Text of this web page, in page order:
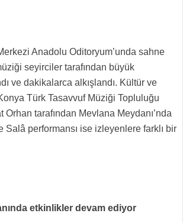
Anadolu Oditoryum’unda sahne
seyirciler tarafından büyük
ve dakikalarca alkışlandı. Kültür ve
Türk Tasavvuf Müziği Topluluğu
Orhan tarafından Mevlana Meydanı’nda
Salâ performansı ise izleyenlere farklı bir
etkinlikler devam ediyor